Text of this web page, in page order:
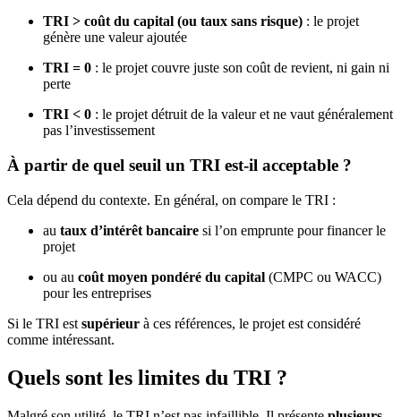
TRI > coût du capital (ou taux sans risque) : le projet
génère une valeur ajoutée
TRI = 0 : le projet couvre juste son coût de revient, ni gain ni
perte
TRI < 0 : le projet détruit de la valeur et ne vaut généralement
pas l’investissement
À partir de quel seuil un TRI est-il acceptable ?
Cela dépend du contexte. En général, on compare le TRI :
au taux d’intérêt bancaire si l’on emprunte pour financer le
projet
ou au coût moyen pondéré du capital (CMPC ou WACC)
pour les entreprises
Si le TRI est supérieur à ces références, le projet est considéré
comme intéressant.
Quels sont les limites du TRI ?